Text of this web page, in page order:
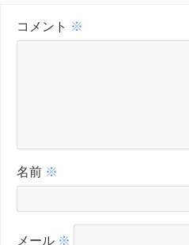
コメント ※
名前 ※
メール ※